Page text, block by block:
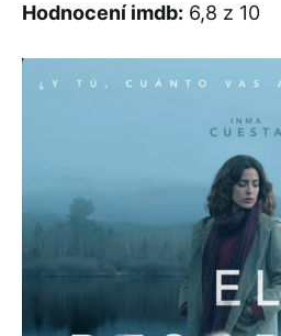
Hodnocení imdb: 6,8 z 10